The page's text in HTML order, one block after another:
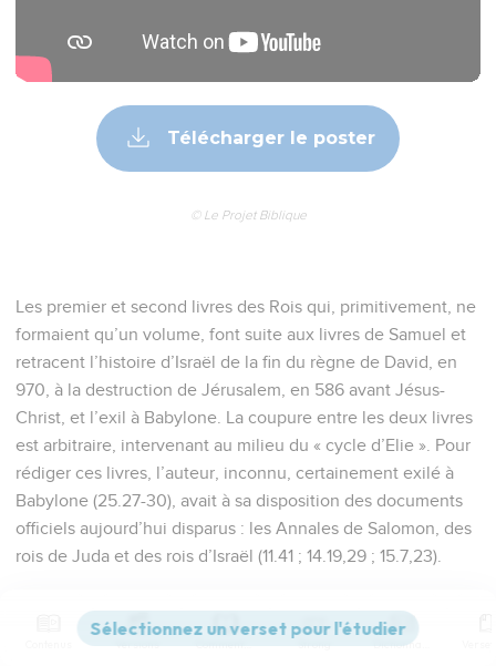
Télécharger le poster
© Le Projet Biblique
Les premier et second livres des Rois qui, primitivement, ne
formaient qu’un volume, font suite aux livres de Samuel et
retracent l’histoire d’Israël de la fin du règne de David, en
970, à la destruction de Jérusalem, en 586 avant Jésus-
Christ, et l’exil à Babylone. La coupure entre les deux livres
est arbitraire, intervenant au milieu du « cycle d’Elie ». Pour
rédiger ces livres, l’auteur, inconnu, certainement exilé à
Babylone (25.27-30), avait à sa disposition des documents
officiels aujourd’hui disparus : les Annales de Salomon, des
rois de Juda et des rois d’Israël (11.41 ; 14.19,29 ; 15.7,23).
ans. David meurt en nommant son fils Salomon pour lui
Versions Commentaires Strong